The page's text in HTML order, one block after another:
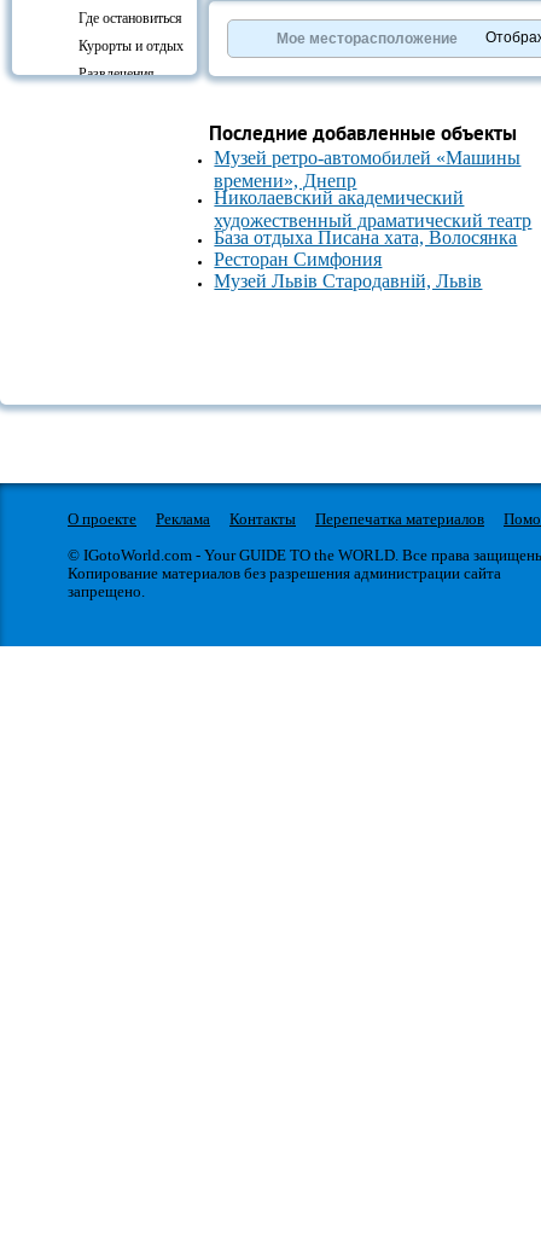
Где остановиться
Курорты и отдых
Развлечения
OpenStreetMapcontributors.
»
Мое месторасположение
Последние добавленные объекты
Музей ретро-автомобилей «Машины
времени», Днепр
Николаевский академический
художественный драматический театр
База отдыха Писана хата, Волосянка
Ресторан Симфония
Музей Львів Стародавній, Львів
О проекте Реклама Контакты Перепечатка материалов
© IGotoWorld.com - Your GUIDE TO the WORLD. Все права
Копирование материалов без разрешения администрации сайта
запрещено.